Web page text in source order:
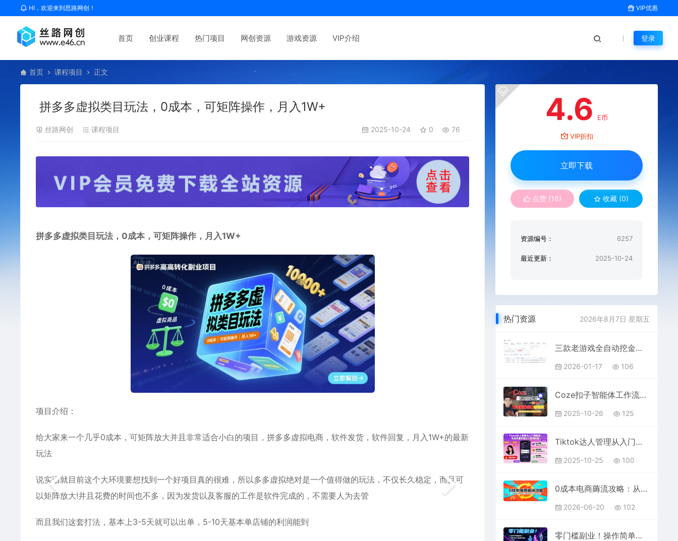
HI，欢迎来到思路网创！ VIP优惠
首页 创业课程 热门项目 网创资源 游戏资源 VIP介绍 登录
首页 课程项目 正文
拼多多虚拟类目玩法，0成本，可矩阵操作，月入1W+
丝路网创 课程项目 2025-10-24 0 76
拼多多虚拟类目玩法，0成本，可矩阵操作，月入1W+
项目介绍：
给大家来一个几乎0成本，可矩阵放大并且非常适合小白的项目，拼多多虚拟电商，软件发货，软件回复，月入1W+的最新
玩法
说实话就目前这个大环境要想找到一个好项目真的很难，所以多多虚拟绝对是一个值得做的玩法，不仅长久稳定，而且可
以矩阵放大!并且花费的时间也不多，因为发货以及客服的工作是软件完成的，不需要人为去管
而且我们这套打法，基本上3-5天就可以出单，5-10天基本单店铺的利润能到
4.6 E币
VIP折扣
立即下载
点赞 (16) 收藏 (0)
资源编号： 6257
最近更新： 2025-10-24
热门资源 2026年8月7日 星期五
三款老游戏全自动挖金搬砖项目：日入1k，全程无人值守，小白宝妈轻松上手【揭秘】
2026-01-17 106
Coze扣子智能体工作流一键生成“宫崎骏治愈系“短视频，全流程保姆级教学
2025-10-26 125
Tiktok达人管理从入门到精通，助你全面掌握达人管理秘籍
2025-10-25 100
0成本电商薅流攻略：从基础薅流逻辑到矩阵玩法，掌握抖店裂变与后期运营变现技巧
2026-06-20 102
零门槛副业！操作简单适合所有人，学生宝妈上班族都可以做，上手快，单日1k睡后收益【揭秘】